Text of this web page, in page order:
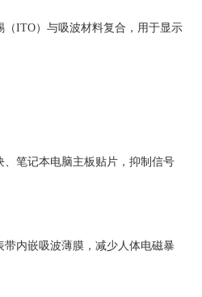
（ITO）与吸波材料复合，用于显示
、笔记本电脑主板贴片，抑制信号
内嵌吸波薄膜，减少人体电磁暴